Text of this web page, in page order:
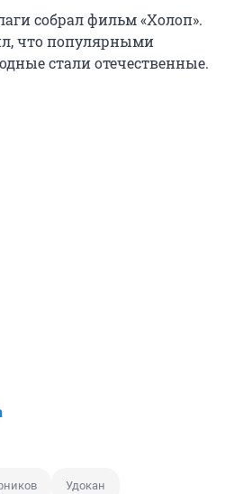
собрал фильм «Холоп».
что популярными
стали отечественные.
Удокан